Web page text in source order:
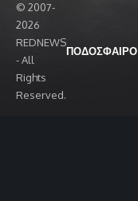
© 2007-
2026
REDNEWS
- All
Rights
Reserved.
ΠΟΔΟΣΦΑΙΡΟ